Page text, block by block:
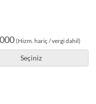
(Hizm. hariç / vergi dahil)
Seçiniz